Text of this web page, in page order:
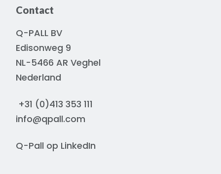
Contact
Q-PALL BV
Edisonweg 9
NL-5466 AR Veghel
Nederland
+31 (0)413 353 111
info@qpall.com
Q-Pall op LinkedIn